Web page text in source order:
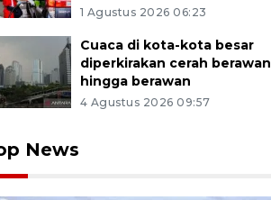
1 Agustus 2026 06:23
Cuaca di kota-kota besar
diperkirakan cerah berawan
hingga berawan
4 Agustus 2026 09:57
News